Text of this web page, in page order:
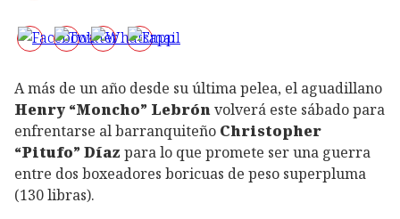
A más de un año desde su última pelea, el aguadillano
Henry “Moncho” Lebrónvolverá este sábado para
enfrentarse al barranquiteño Christopher
“Pitufo” Díaz para lo que promete ser una guerra
entre dos boxeadores boricuas de peso superpluma
(130 libras).